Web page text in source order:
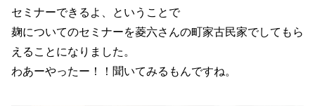
セミナーできるよ、ということで
麹についてのセミナーを菱六さんの町家古民家でしてもら
えることになりました。
わあーやったー！！聞いてみるもんですね。